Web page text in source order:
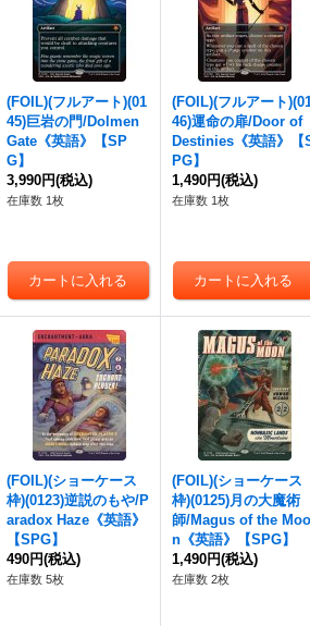
(FOIL)(フルアート)(01
45)巨岩の門/Dolmen
Gate《英語》【SP
G】
3,990円(税込)
在庫数 1枚
(FOIL)(フルアート
46)運命の扉/Door of
Destinies《英語》【
PG】
1,490円(税込)
在庫数 1枚
(FOIL)(ショーケース
枠)(0123)逆説のもや/P
aradox Haze《英語》
【SPG】
490円(税込)
在庫数 5枚
(FOIL)(ショーケース
枠)(0125)月の大魔術
師/Magus of the Moo
n《英語》【SPG】
1,490円(税込)
在庫数 2枚